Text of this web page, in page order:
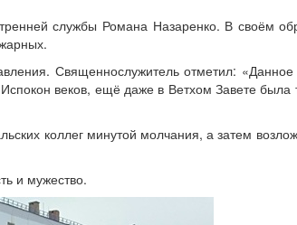
службы Романа Назаренко. В своём
Священнослужитель отметил:
Испокон веков, ещё даже в Ветхом Завете
коллег минутой молчания, а затем
и мужество.